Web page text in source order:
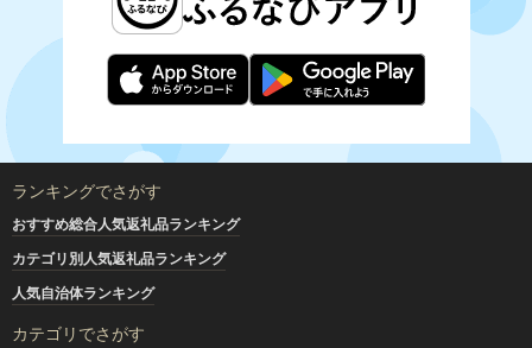
ランキングでさがす
おすすめ総合人気返礼品ランキング
カテゴリ別人気返礼品ランキング
人気自治体ランキング
カテゴリでさがす